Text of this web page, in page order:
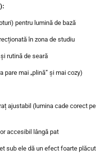
pentru lumină de bază
în zona de studiu
rutină de seară
pare mai „plină” și mai cozy)
ajustabil (lumina cade corect pe
accesibil lângă pat
sub ele dă un efect foarte plăcut